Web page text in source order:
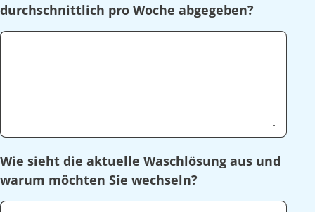
durchschnittlich pro Woche abgegeben?
Wie sieht die aktuelle Waschlösung aus und
warum möchten Sie wechseln?